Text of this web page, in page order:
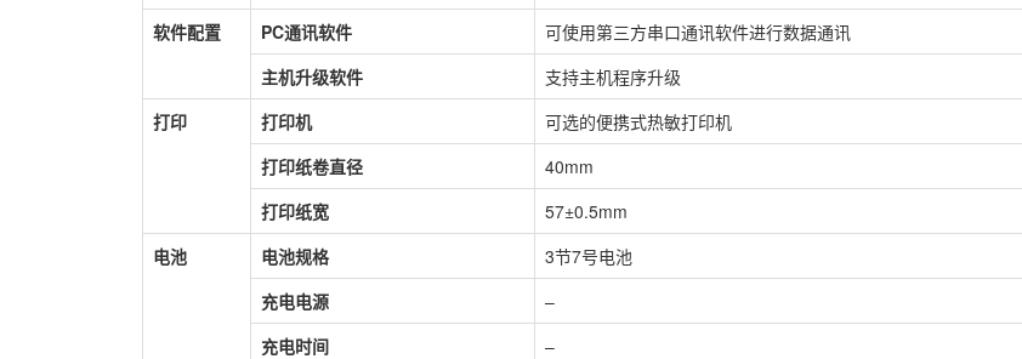
软件配置
PC通讯软件
可使用第三方串口通讯软件进行数据通讯
主机升级软件
支持主机程序升级
打印
打印机
可选的便携式热敏打印机
打印纸卷直径
40mm
打印纸宽
57±0.5mm
电池
电池规格
3节7号电池
充电电源
–
充电时间
–